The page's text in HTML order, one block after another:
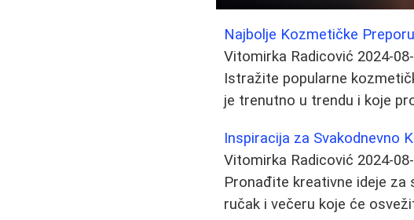
Najbolje Kozmetičke
Vitomirka Radicović 2024-
Istražite popularne
je trenutno u trendu i koje
Inspiracija za Svakodnevno
Vitomirka Radicović 2024-
Pronađite kreativne ideje za
ručak i večeru koje će